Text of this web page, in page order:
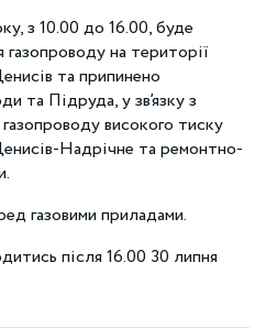
з 10.00 до 16.00, буде
на території
та припинено
та Підруда, у зв’язку з
високого тиску
Надрічне та ремонтно-
газовими приладами.
після 16.00 30 липня